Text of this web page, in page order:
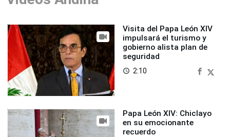
Visita del Papa León XIV
impulsará el turismo y
gobierno alista plan de
seguridad
access_time 2:10
Papa León XIV: Chiclayo
en su emocionante
recuerdo